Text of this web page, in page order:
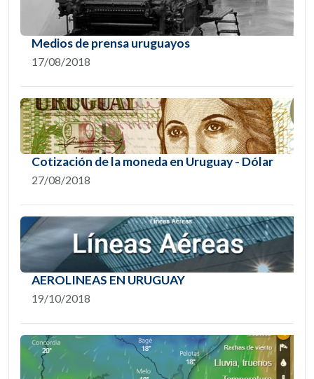
Medios de prensa uruguayos
17/08/2018
Cotización de la moneda en Uruguay - Dólar
27/08/2018
AEROLINEAS EN URUGUAY
19/10/2018